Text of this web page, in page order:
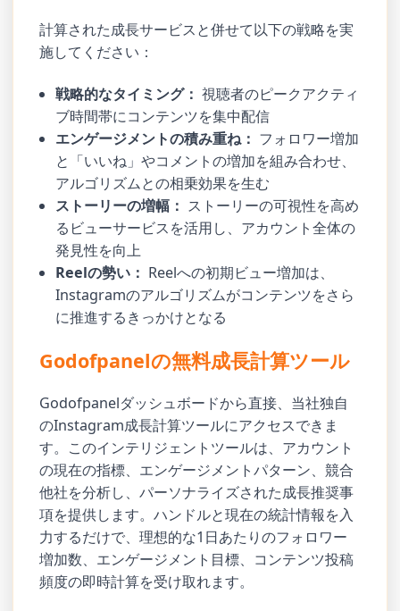
計算された成長サービスと併せて以下の戦略を実
施してください：
戦略的なタイミング： 視聴者のピークアクティ
ブ時間帯にコンテンツを集中配信
エンゲージメントの積み重ね： フォロワー増加
と「いいね」やコメントの増加を組み合わせ、
アルゴリズムとの相乗効果を生む
ストーリーの増幅： ストーリーの可視性を高め
るビューサービスを活用し、アカウント全体の
発見性を向上
Reelの勢い： Reelへの初期ビュー増加は、
Instagramのアルゴリズムがコンテンツをさら
に推進するきっかけとなる
Godofpanelの無料成長計算ツール
Godofpanelダッシュボードから直接、当社独自
のInstagram成長計算ツールにアクセスできま
す。このインテリジェントツールは、アカウント
の現在の指標、エンゲージメントパターン、競合
他社を分析し、パーソナライズされた成長推奨事
項を提供します。ハンドルと現在の統計情報を入
力するだけで、理想的な1日あたりのフォロワー
増加数、エンゲージメント目標、コンテンツ投稿
頻度の即時計算を受け取れます。